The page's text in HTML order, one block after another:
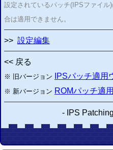
設定されているパッチ(IPSファイ
合は適用できません。
>> 設定編集
<< 戻る
※ 旧バージョン IPSパッチ適用
※ 新バージョン ROMパッチ適
- IPS